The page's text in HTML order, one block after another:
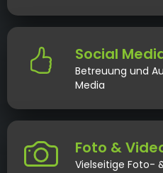
Social
Betreuung und
Media
Foto &
Vielseitige Foto-